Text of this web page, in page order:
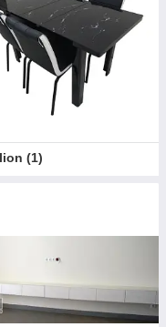
(1)